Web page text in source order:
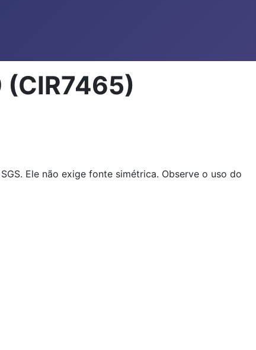
Ele não exige fonte simétrica. Observe o uso do